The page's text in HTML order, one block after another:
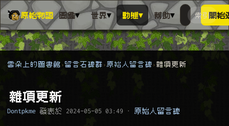
原始物語 圖鑑▾ 世界▾ 動態▾ 幫助▾
搜尋萬物
搜人物、
索引開始
雲朵上的圖書館 留言石碑群 原始人留言碑 雜項更新
雜項更新
Dontpkme 發表於 2024-05-05 03:49 · 原始人留言碑